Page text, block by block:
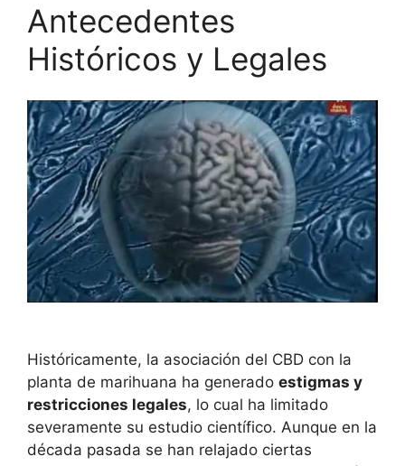
Antecedentes
Históricos y Legales
Históricamente, la asociación del CBD con la
planta de marihuana ha generado estigmas y
restricciones legales, lo cual ha limitado
severamente su estudio científico. Aunque en la
década pasada se han relajado ciertas